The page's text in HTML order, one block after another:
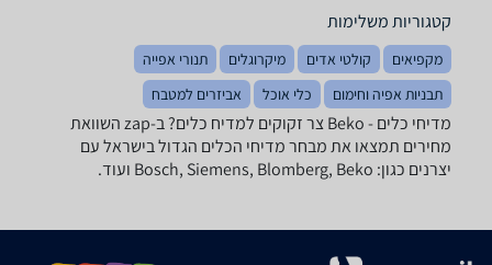
קטגוריות משלימות
מקפיאים קולטי אדים מיקרוגלים
תנורי אפייה
תבניות אפיה וחימום
כלי אוכל אביזרים למטבח
מדיחי כלים - ‏Beko ‏צר זקוקים למדיח כלים? ב-zap השוואת
מחירים תמצאו את מבחר מדיחי הכלים הגדול בישראל עם
יצרנים כגון: Bosch, Siemens, Blomberg, Beko ועוד.